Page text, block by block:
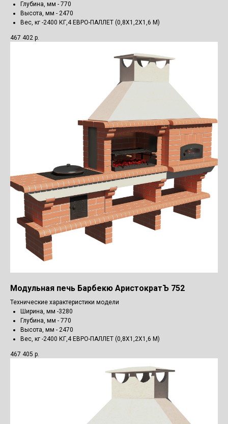
Глубина, мм - 770
Высота, мм - 2470
Вес, кг -2400 КГ,4 ЕВРО-ПАЛЛЕТ (0,8Х1,2Х1,6 М)
467 402 р.
Модульная печь Барбекю АристократЪ 752
Технические характеристики модели
Ширина, мм -3280
Глубина, мм - 770
Высота, мм - 2470
Вес, кг -2400 КГ,4 ЕВРО-ПАЛЛЕТ (0,8Х1,2Х1,6 М)
467 405 р.